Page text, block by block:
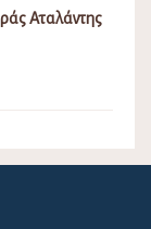
Αταλάντης